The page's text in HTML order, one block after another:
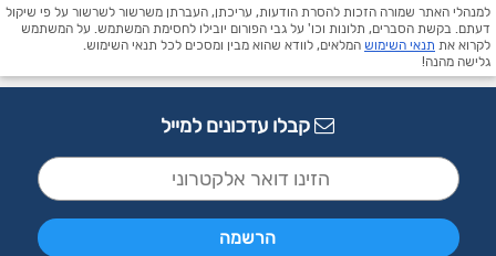
למנהלי האתר שמורה הזכות להסרת הודעות, עריכתן, העברתן משרשור לשרשור על פי שיקול
דעתם. בקשת הסברים, תלונות וכו' על גבי הפורום יובילו לחסימת המשתמש. על המשתמש
לקרוא את תנאי השימוש המלאים, לוודא שהוא מבין ומסכים לכל תנאי השימוש.
גלישה מהנה!
קבלו עדכונים למייל